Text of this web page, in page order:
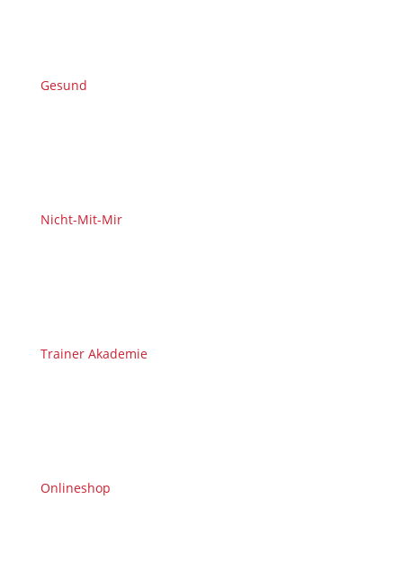
Gesund
Nicht-Mit-Mir
Trainer Akademie
Onlineshop